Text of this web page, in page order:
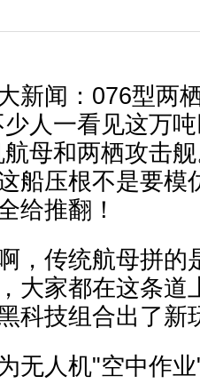
新闻：076型两
人一看见这万
母和两栖攻击
船压根不是要模
给推翻！
，传统航母拼的
大家都在这条道
科技组合出了新
无人机"空中作